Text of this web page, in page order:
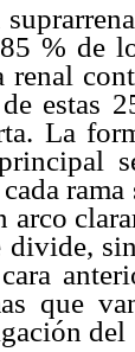
% de
renal
estas
La
arco
que